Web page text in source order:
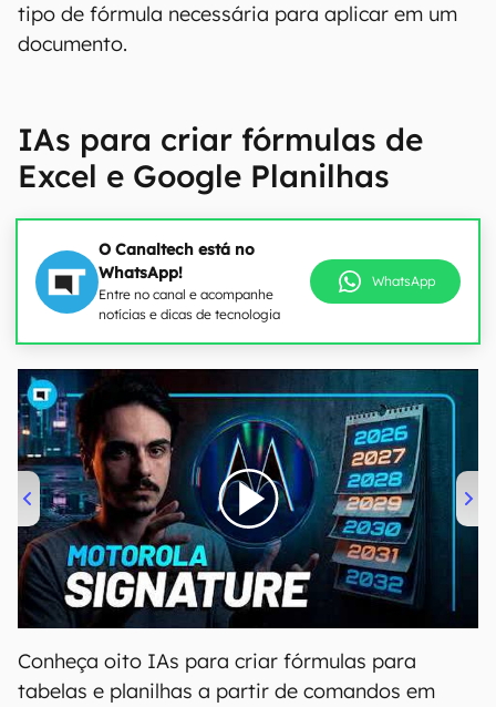
tipo de fórmula necessária para aplicar em um
documento.
IAs para criar fórmulas de
Excel e Google Planilhas
O Canaltech está no
WhatsApp!
Entre no canal e acompanhe
notícias e dicas de tecnologia
WhatsApp
00:00/20:46
Conheça oito IAs para criar fórmulas para
tabelas e planilhas a partir de comandos em